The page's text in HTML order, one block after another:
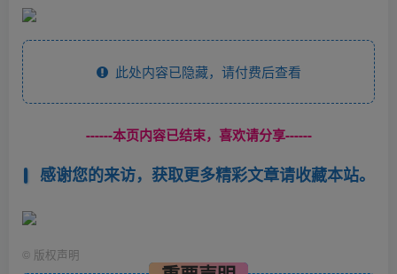
此处内容已隐藏，请付费后查看
------本页内容已结束，喜欢请分享------
感谢您的来访，获取更多精彩文章请收藏本站。
© 版权声明